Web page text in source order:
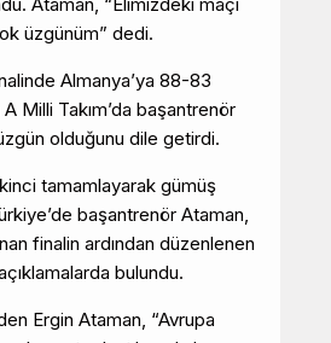
üzgünüm” dedi.
Almanya’ya 88-83
Milli Takım’da başantrenör
olduğunu dile getirdi.
tamamlayarak gümüş
başantrenör Ataman,
finalin ardından düzenlenen
bulundu.
Ergin Ataman, “Avrupa